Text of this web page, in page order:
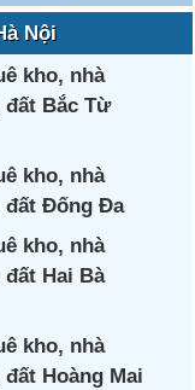
Nội
kho, nhà
Bắc Từ
kho, nhà
Đống Đa
kho, nhà
Hai Bà
kho, nhà
Hoàng Mai